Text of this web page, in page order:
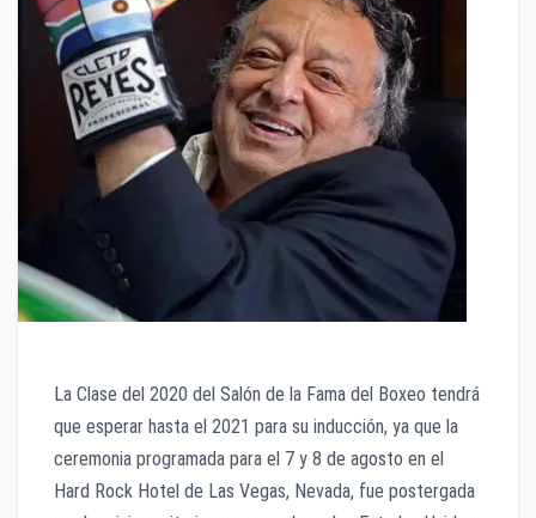
La Clase del 2020 del Salón de la Fama del Boxeo tendrá
que esperar hasta el 2021 para su inducción, ya que la
ceremonia programada para el 7 y 8 de agosto en el
Hard Rock Hotel de Las Vegas, Nevada, fue postergada